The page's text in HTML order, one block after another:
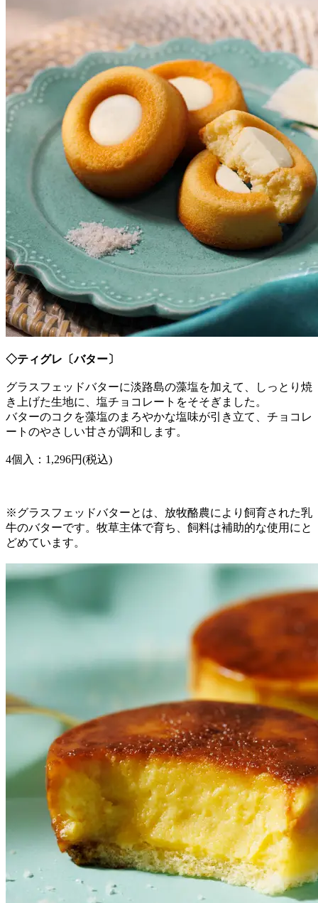
◇ティグレ〔バター〕
グラスフェッドバターに淡路島の藻塩を加えて、しっとり焼
き上げた生地に、塩チョコレートをそそぎました。
バターのコクを藻塩のまろやかな塩味が引き立て、チョコレ
ートのやさしい甘さが調和します。
4個入：1,296円(税込)
※グラスフェッドバターとは、放牧酪農により飼育された乳
牛のバターです。牧草主体で育ち、飼料は補助的な使用にと
どめています。